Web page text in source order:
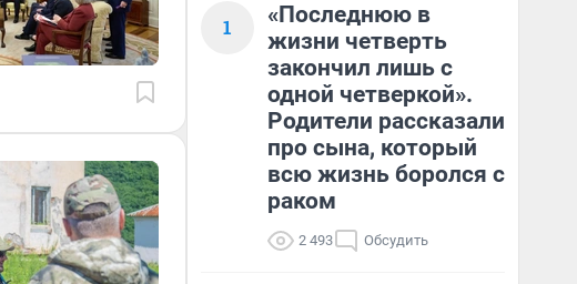
1
«Последнюю в
жизни четверть
закончил лишь с
одной четверкой».
Родители рассказали
про сына, который
всю жизнь боролся с
раком
2 493 Обсудить